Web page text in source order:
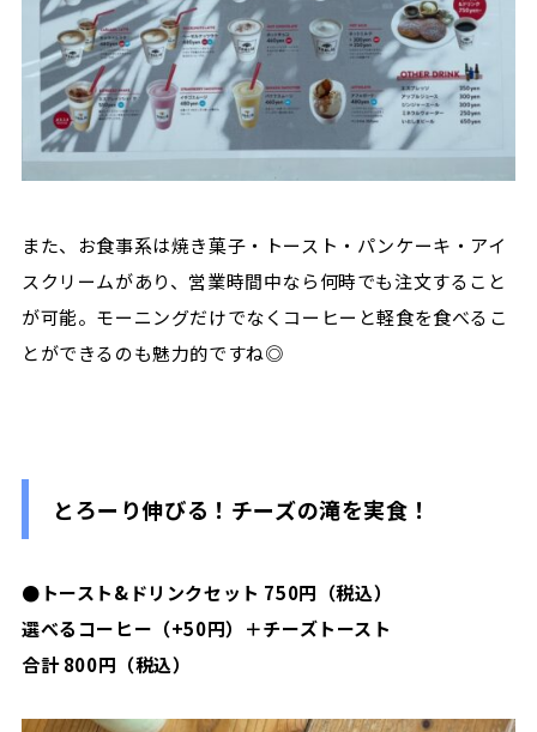
また、お食事系は焼き菓子・トースト・パンケーキ・アイ
スクリームがあり、営業時間中なら何時でも注文すること
が可能。モーニングだけでなくコーヒーと軽食を食べるこ
とができるのも魅力的ですね◎
とろーり伸びる！チーズの滝を実食！
● トースト& ドリンクセット 750円（税込）
選べるコーヒー（+50円）＋チーズトースト
合計800円（税込）